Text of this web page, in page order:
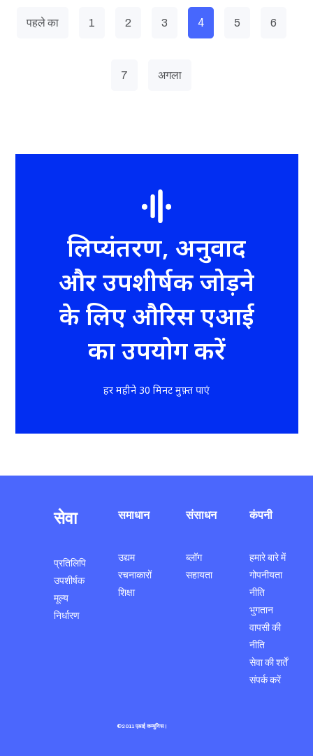
पहले का 1 2 3 4 5 6
7 अगला
लिप्यंतरण, अनुवाद
और उपशीर्षक जोड़ने
के लिए औरिस एआई
का उपयोग करें
हर महीने 30 मिनट मुफ़्त पाएं
सेवा
प्रतिलिपि
उपशीर्षक
मूल्य
निर्धारण
समाधान
उद्यम
रचनाकारों
शिक्षा
संसाधन
ब्लॉग
सहायता
कंपनी
हमारे बारे में
गोपनीयता
नीति
भुगतान
वापसी की
नीति
सेवा की शर्तें
संपर्क करें
©2011 एआई कम्युनिस।